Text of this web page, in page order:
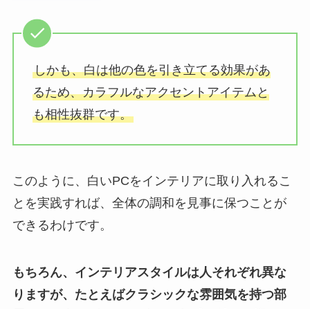
しかも、白は他の色を引き立てる効果があ
るため、カラフルなアクセントアイテムと
も相性抜群です。
このように、白いPCをインテリアに取り入れるこ
とを実践すれば、全体の調和を見事に保つことが
できるわけです。
もちろん、インテリアスタイルは人それぞれ異な
りますが、たとえばクラシックな雰囲気を持つ部